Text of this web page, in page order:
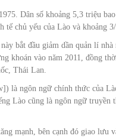
Dân số khoảng 5,3 triệu
chủ yếu của Lào và khoảng
bắt đầu giảm dần quản lí
khoán vào năm 2011, đồng
Thái Lan.
là ngôn ngữ chính thức của
Lào cũng là ngôn ngữ truyền
mạnh, bên cạnh đó giao lưu